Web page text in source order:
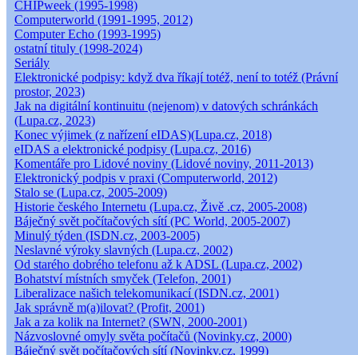
CHIPweek (1995-1998)
Computerworld (1991-1995, 2012)
Computer Echo (1993-1995)
ostatní tituly (1998-2024)
Seriály
Elektronické podpisy: když dva říkají totéž, není to totéž (Právní
prostor, 2023)
Jak na digitální kontinuitu (nejenom) v datových schránkách
(Lupa.cz, 2023)
Konec výjimek (z nařízení eIDAS)(Lupa.cz, 2018)
eIDAS a elektronické podpisy (Lupa.cz, 2016)
Komentáře pro Lidové noviny (Lidové noviny, 2011-2013)
Elektronický podpis v praxi (Computerworld, 2012)
Stalo se (Lupa.cz, 2005-2009)
Historie českého Internetu (Lupa.cz, Živě .cz, 2005-2008)
Báječný svět počítačových sítí (PC World, 2005-2007)
Minulý týden (ISDN.cz, 2003-2005)
Neslavné výroky slavných (Lupa.cz, 2002)
Od starého dobrého telefonu až k ADSL (Lupa.cz, 2002)
Bohatství místních smyček (Telefon, 2001)
Liberalizace našich telekomunikací (ISDN.cz, 2001)
Jak správně m(a)ilovat? (Profit, 2001)
Jak a za kolik na Internet? (SWN, 2000-2001)
Názvoslovné omyly světa počítačů (Novinky.cz, 2000)
Báječný svět počítačových sítí (Novinky.cz, 1999)